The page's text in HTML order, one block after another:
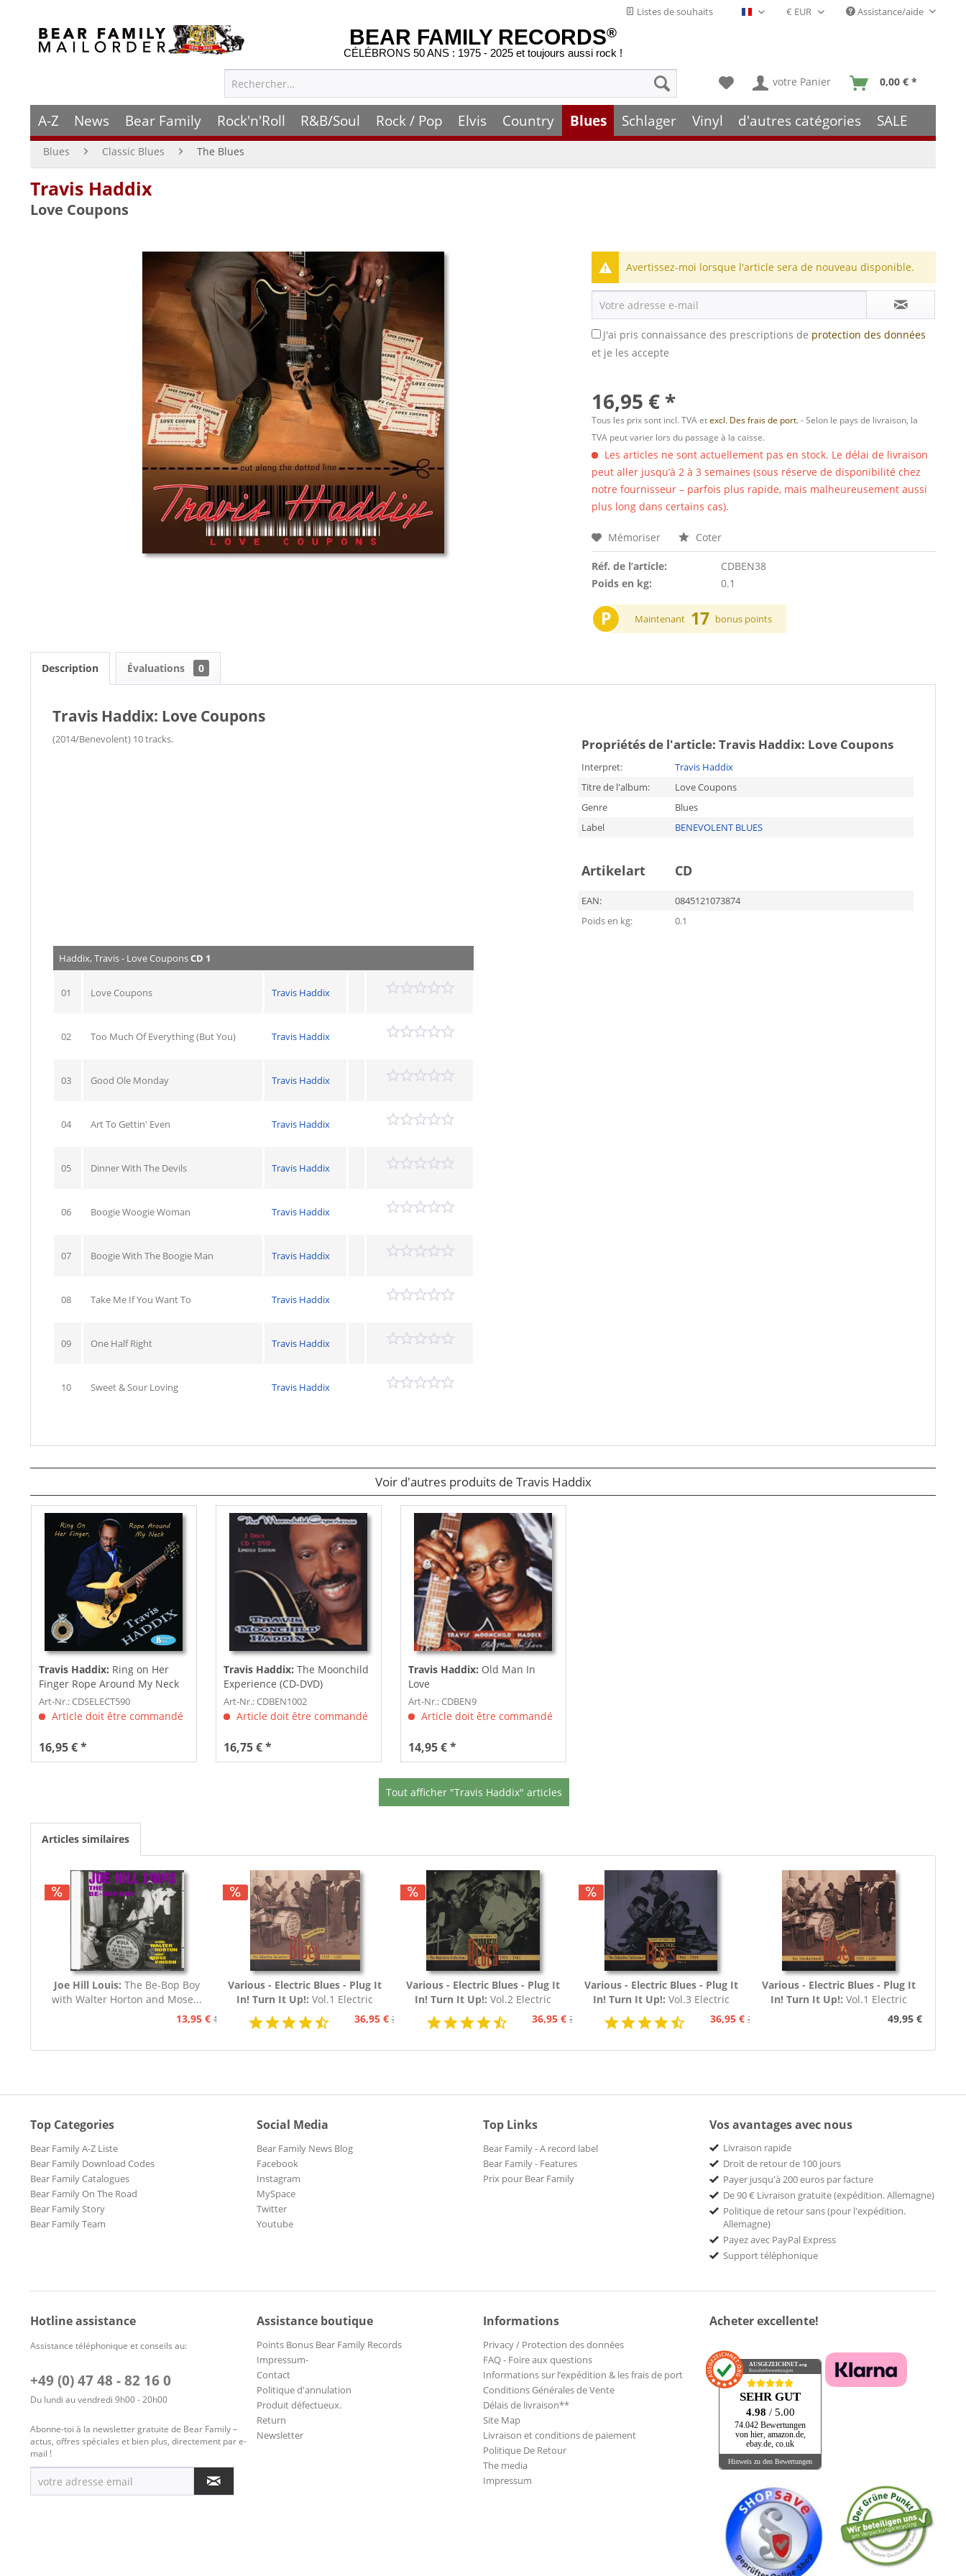
Listes de souhaits Français- FR Assistance/aide
BEAR FAMILY RECORDS®
CÉLÉBRONS 50 ANS : 1975 - 2025 et toujours aussi rock !
votre Panier 0,00 € *
A-Z News Bear Family Rock'n'Roll R&B/Soul Rock / Pop Elvis Country Blues Schlager Vinyl d'autres catégories SALE
Blues Classic Blues The Blues
Travis Haddix
Love Coupons
Avertissez-moi lorsque l'article sera de nouveau disponible.
J'ai pris connaissance des prescriptions de protection des données
et je les accepte
16,95 € *
Tous les prix sont incl. TVA etexcl. Des frais de port.- Selon le pays de livraison, la
TVA peut varier lors du passage à la caisse.
Les articles ne sont actuellement pas en stock. Le délai de livraison
peut aller jusqu’à 2 à 3 semaines (sous réserve de disponibilité chez
notre fournisseur – parfois plus rapide, mais malheureusement aussi
plus long dans certains cas).
Mémoriser Coter
Réf. de l’article:
CDBEN38
Poids en kg:
0.1
P Maintenant 17 bonus points
Description Évaluations 0
Travis Haddix: Love Coupons
(2014/Benevolent) 10 tracks. Propriétés de l'article: Travis Haddix: Love Coupons
Interpret:
Travis Haddix
Titre de l'album:
Love Coupons
Genre
Blues
Label
BENEVOLENT BLUES
Artikelart CD
EAN:
0845121073874
Poids en kg:
0.1
Haddix, Travis - Love CouponsCD 1
01 Love Coupons Travis Haddix
02 Too Much Of Everything (But You) Travis Haddix
03 Good Ole Monday Travis Haddix
04 Art To Gettin' Even Travis Haddix
05 Dinner With The Devils Travis Haddix
06 Boogie Woogie Woman Travis Haddix
07 Boogie With The Boogie Man Travis Haddix
08 Take Me If You Want To Travis Haddix
09 One Half Right Travis Haddix
10 Sweet & Sour Loving Travis Haddix
Voir d'autres produits de Travis Haddix
Travis Haddix: Ring on Her
Finger Rope Around My Neck
Art-Nr.: CDSELECT590
Article doit être commandé
16,95 € *
Travis Haddix: The Moonchild
Experience (CD-DVD)
Art-Nr.: CDBEN1002
Article doit être commandé
16,75 € *
Travis Haddix: Old Man In
Love
Art-Nr.: CDBEN9
Article doit être commandé
14,95 € *
Tout afficher "Travis Haddix" articles
Articles similaires
Joe Hill Louis:The Be-Bop Boy
with Walter Horton and Mose...
13,95 € 15,95 €
Various - Electric Blues - Plug It
In! Turn It Up!:Vol.1 Electric
Blues 1939 - 1954 (3-CD)36,95 € 39,95 €
Various - Electric Blues - Plug It
In! Turn It Up!: Vol.2 Electric
Blues 1954 - 1967 (3-CD)36,95 € 39,95 €
Various - Electric Blues - Plug It
In! Turn It Up!: Vol.3 Electric
Blues 1960 - 1969 (3-CD)36,95 € 39,95 €
Various - Electric Blues - Plug It
In! Turn It Up!:Vol.1 Electric
Blues 1939 - 1954 (Deutsch)49,95 €
Top Categories
Bear Family A-Z Liste
Bear Family Download Codes
Bear Family Catalogues
Bear Family On The Road
Bear Family Story
Bear Family Team
Social Media
Bear Family News Blog
Facebook
Instagram
MySpace
Twitter
Youtube
Top Links
Bear Family - A record label
Bear Family - Features
Prix pour Bear Family
Vos avantages avec nous
Livraison rapide
Droit de retour de 100 jours
Payer jusqu'à 200 euros par facture
De 90 € Livraison gratuite (expédition. Allemagne)
Politique de retour sans (pour l'expédition.
Allemagne)
Payez avec PayPal Express
Support téléphonique
Hotline assistance
Assistance téléphonique et conseils au:
+49 (0) 47 48 - 82 16 0
Du lundi au vendredi 9h00 - 20h00
Abonne-toi à la newsletter gratuite de Bear Family –
actus, offres spéciales et bien plus, directement par e-
mail !
Assistance boutique
Points Bonus Bear Family Records
Impressum-
Contact
Politique d'annulation
Produit défectueux.
Return
Newsletter
Informations
Privacy / Protection des données
FAQ - Foire aux questions
Informations sur l’expédition & les frais de port
Conditions Générales de Vente
Délais de livraison**
Site Map
Livraison et conditions de paiement
Politique De Retour
The media
Impressum
Acheter excellente!
AUSGEZEICHNET .org
Kundenbewertungen
SEHR GUT
4.98 / 5.00
74.042 Bewertungen
von hier, amazon.de,
ebay.de, co.uk
Hinweis zu den Bewertungen